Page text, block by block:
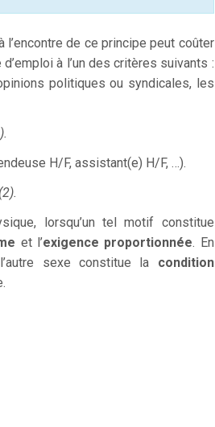
l’encontre de ce principe peut coûter
à l’un des critères suivants :
politiques ou syndicales, les
H/F, assistant(e) H/F, …).
lorsqu’un tel motif constitue
et l’exigence proportionnée. En
sexe constitue la condition